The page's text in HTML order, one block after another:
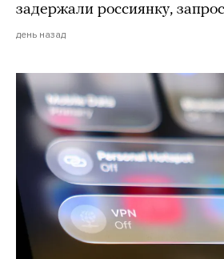
задержали россиянку,
день назад